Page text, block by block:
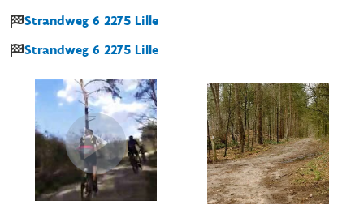
Strandweg 6 2275 Lille
Strandweg 6 2275 Lille